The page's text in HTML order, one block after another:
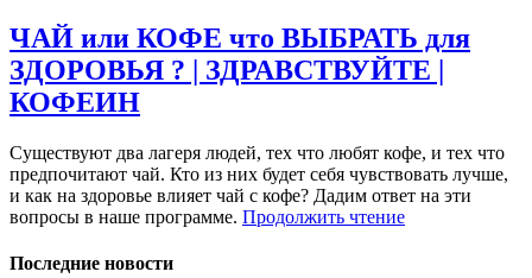
ЧАЙ или КОФЕ что ВЫБРАТЬ для
ЗДОРОВЬЯ ? | ЗДРАВСТВУЙТЕ |
КОФЕИН
Существуют два лагеря людей, тех что любят кофе, и тех что
предпочитают чай. Кто из них будет себя чувствовать лучше,
и как на здоровье влияет чай с кофе? Дадим ответ на эти
вопросы в наше программе. Продолжить чтение
Последние новости